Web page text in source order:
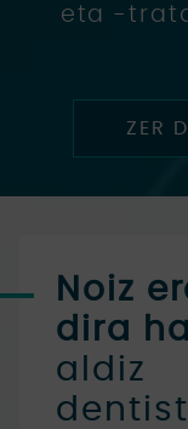
eta -
ZER
Noiz
dira
aldiz